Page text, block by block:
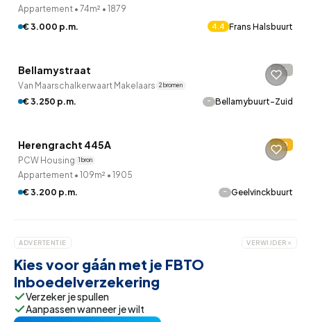
Appartement • 74m² • 1879
€ 3.000 p.m.
4.4 Frans Halsbuurt
7 uur geleden ontdekt
QUICKLANE™
Bellamystraat -
Van Maarschalkerwaart Makelaars 2 bronnen
€ 3.250 p.m. - Bellamybuurt-Zuid
7 uur geleden ontdekt
QUICKLANE™
Herengracht 445A D
PCW Housing 1 bron
Appartement • 109m² • 1905
€ 3.200 p.m.
- Geelvinckbuurt
ADVERTENTIE VERWIJDER
Kies voor gáán met je FBTO
Inboedelverzekering
Verzeker je spullen
Aanpassen wanneer je wilt